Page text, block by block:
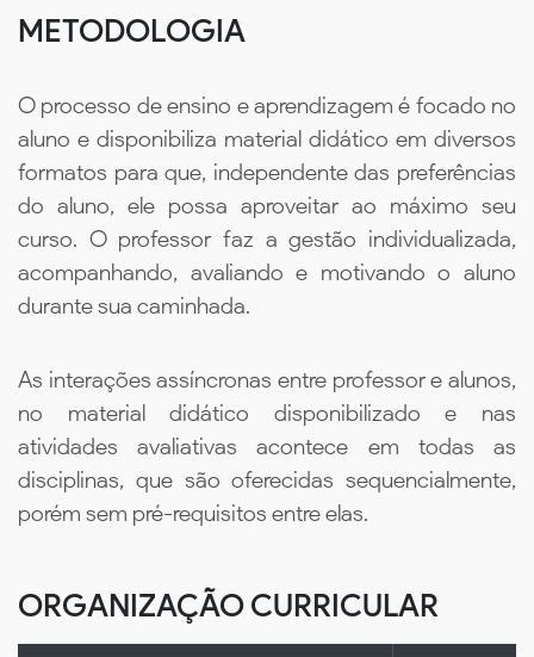
METODOLOGIA
O processo de ensino e aprendizagem é focado no
aluno e disponibiliza material didático em diversos
formatos para que, independente das preferências
do aluno, ele possa aproveitar ao máximo seu
curso. O professor faz a gestão individualizada,
acompanhando, avaliando e motivando o aluno
durante sua caminhada.
As interações assíncronas entre professor e alunos,
no material didático disponibilizado e nas
atividades avaliativas acontece em todas as
disciplinas, que são oferecidas sequencialmente,
porém sem pré-requisitos entre elas.
ORGANIZAÇÃO CURRICULAR